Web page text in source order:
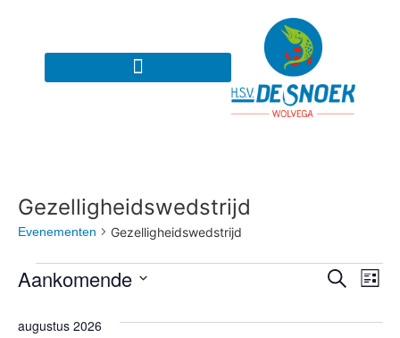
Gezelligheidswedstrijd
Evenementen Gezelligheidswedstrijd
Zoeken
Lijst
Aankomende
datum.
augustus 2026